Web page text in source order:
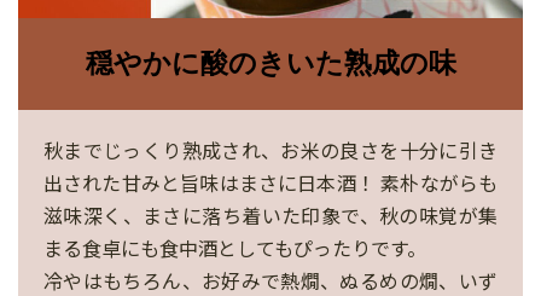
穏やかに酸のきいた熟成の味
秋までじっくり熟成され、お米の良さを十分に引き
出された甘みと旨味はまさに日本酒！ 素朴ながらも
滋味深く、まさに落ち着いた印象で、秋の味覚が集
まる食卓にも食中酒としてもぴったりです。
冷やはもちろん、お好みで熱燗、ぬるめの燗、いず